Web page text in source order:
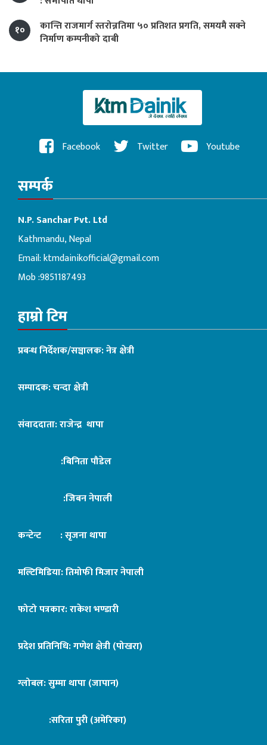
१०
कान्ति राजमार्ग स्तरोन्नतिमा ५० प्रतिशत प्रगति, समयमै सक्ने
निर्माण कम्पनीको दाबी
Facebook Twitter Youtube
सम्पर्क
N.P. Sanchar Pvt. Ltd
Kathmandu, Nepal
Email:ktmdainikofficial@gmail.com
Mob :9851187493
हाम्रो टिम
प्रबन्ध निर्देशक/सञ्चालक: नेत्र क्षेत्री
सम्पादक: चन्दा क्षेत्री
संवाददाता: राजेन्द्र थापा
:बिनिता पौडेल
:जिबन नेपाली
कन्टेन्ट : सृजना थापा
मल्टिमिडिया: तिमोफी मिजार नेपाली
फोटो पत्रकार: राकेश भण्डारी
प्रदेश प्रतिनिधि: गणेश क्षेत्री (पोखरा)
ग्लोबल: सुम्मा थापा (जापान)
:सरिता पुरी (अमेरिका)